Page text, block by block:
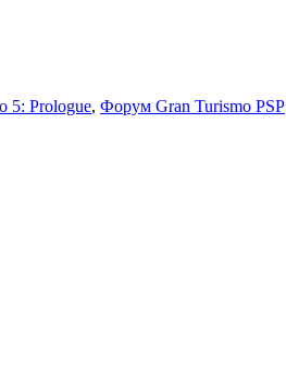
5: Prologue, Форум Gran Turismo PSP